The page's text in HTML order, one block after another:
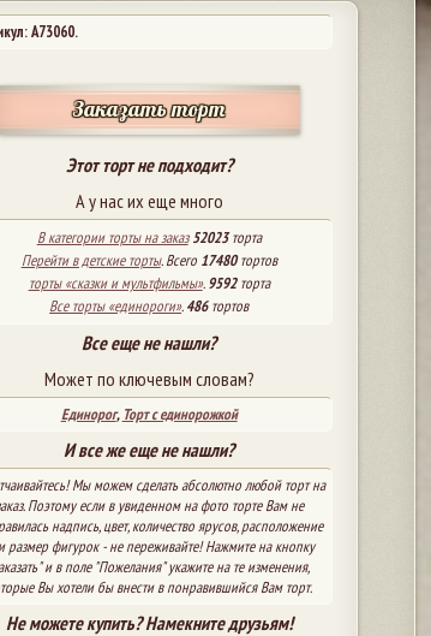
A73060.
Заказать торт
Этот торт не подходит?
А у нас их еще много
В категории торты на заказ 52023торта
Перейти в детские торты. Всего 17480тортов
торты «сказки и мультфильмы».9592торта
Все торты «единороги».486тортов
Все еще не нашли?
Может по ключевым словам?
Единорог, Торт с единорожкой
И все же еще не нашли?
Мы можем сделать абсолютно любой торт на
Поэтому если в увиденном на фото торте Вам не
надпись, цвет, количество ярусов, расположение
размер фигурок - не переживайте! Нажмите на кнопку
и в поле "Пожелания" укажите на те изменения,
Вы хотели бы внести в понравившийся Вам торт.
Не можете купить? Намекните друзьям!